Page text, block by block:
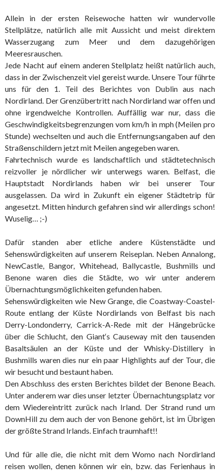
Allein in der ersten Reisewoche hatten wir wundervolle
Stellplätze, natürlich alle mit Aussicht und meist direktem
Wasserzugang zum Meer und dem dazugehörigen
Meeresrauschen.
Jede Nacht auf einem anderen Stellplatz heißt natürlich auch,
dass in der Zwischenzeit viel gereist wurde. Unsere Tour führte
uns für den 1. Teil des Berichtes von Dublin aus nach
Nordirland. Der Grenzübertritt nach Nordirland war offen und
ohne irgendwelche Kontrollen. Auffällig war nur, dass die
Geschwindigkeitsbegrenzungen vom km/h in mph (Meilen pro
Stunde) wechselten und auch die Entfernungsangaben auf den
Straßenschildern jetzt mit Meilen angegeben waren.
Fahrtechnisch wurde es landschaftlich und städtetechnisch
reizvoller je nördlicher wir unterwegs waren. Belfast, die
Hauptstadt Nordirlands haben wir bei unserer Tour
ausgelassen. Da wird in Zukunft ein eigener Städtetrip für
angesetzt. Mitten hindurch gefahren sind wir allerdings schon!
Wuselig… ;-)
Dafür standen aber etliche andere Küstenstädte und
Sehenswürdigkeiten auf unserem Reiseplan. Neben Annalong,
NewCastle, Bangor, Whitehead, Ballycastle, Bushmills und
Benone waren dies die Städte, wo wir unter anderem
Übernachtungsmöglichkeiten gefunden haben.
Sehenswürdigkeiten wie New Grange, die Coastway-Coastel-
Route entlang der Küste Nordirlands von Belfast bis nach
Derry-Londonderry, Carrick-A-Rede mit der Hängebrücke
über die Schlucht, den Giant‘s Causeway mit den tausenden
Basaltsäulen an der Küste und der Whisky-Distillery in
Bushmills waren dies nur ein paar Highlights auf der Tour, die
wir besucht und bestaunt haben.
Den Abschluss des ersten Berichtes bildet der Benone Beach.
Unter anderem war dies unser letzter Übernachtungsplatz vor
dem Wiedereintritt zurück nach Irland. Der Strand rund um
DownHill zu dem auch der von Benone gehört, ist im Übrigen
der größte Strand Irlands. Einfach traumhaft!!
Und für alle die, die nicht mit dem Womo nach Nordirland
reisen wollen, denen können wir ein, bzw. das Ferienhaus in